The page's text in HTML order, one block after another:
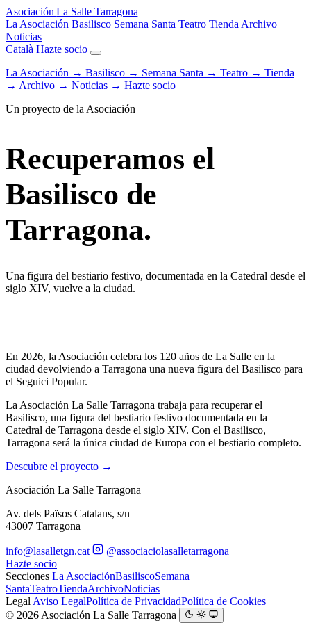
AsociaciónLa SalleTarragona
La Asociación Basilisco Semana Santa Teatro Tienda Archivo
Noticias
Català Hazte socio
La Asociación → Basilisco → Semana Santa → Teatro → Tienda
→ Archivo → Noticias → Hazte socio
Un proyecto de la Asociación
Recuperamos el
Basilisco de
Tarragona.
Una figura del bestiario festivo, documentada en la Catedral desde el
siglo XIV, vuelve a la ciudad.
En 2026, la Asociación celebra los 120 años de La Salle en la
ciudad devolviendo a Tarragona una nueva figura del Basilisco para
el Seguici Popular.
La Asociación La Salle Tarragona trabaja para recuperar el
Basilisco, una figura del bestiario festivo documentada en la
Catedral de Tarragona desde el siglo XIV. Con el Basilisco,
Tarragona será la única ciudad de Europa con el bestiario completo.
Descubre el proyecto →
Asociación La Salle Tarragona
Av. dels Països Catalans, s/n
43007 Tarragona
info@lasalletgn.cat
@associaciolasalletarragona
Hazte socio
Secciones La AsociaciónBasiliscoSemana
SantaTeatroTiendaArchivoNoticias
Legal Aviso LegalPolítica de PrivacidadPolítica de Cookies
© 2026 Asociación La Salle Tarragona